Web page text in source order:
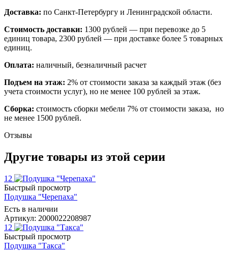
Доставка: по Санкт-Петербургу и Ленинградской области.
Стоимость доставки: 1300 рублей — при перевозке до 5
единиц товара, 2300 рублей — при доставке более 5 товарных
единиц.
Оплата: наличный, безналичный расчет
Подъем на этаж: 2% от стоимости заказа за каждый этаж (без
учета стоимости услуг), но не менее 100 рублей за этаж.
Сборка: стоимость сборки мебели 7% от стоимости заказа, но
не менее 1500 рублей.
Отзывы
Другие товары из этой серии
12
Быстрый просмотр
Подушка "Черепаха"
Есть в наличии
Артикул: 2000022208987
12
Быстрый просмотр
Подушка "Такса"